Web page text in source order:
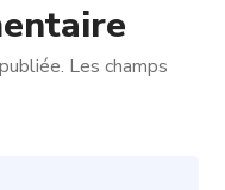
Les champs